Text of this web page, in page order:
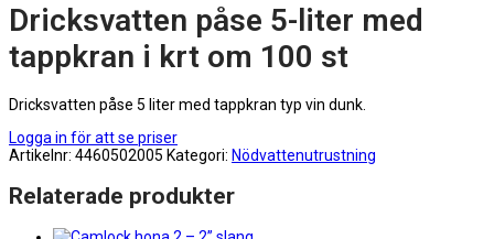
Dricksvatten påse 5-liter med
tappkran i krt om 100 st
Dricksvatten påse 5 liter med tappkran typ vin dunk.
Logga in för att se priser
Artikelnr: 4460502005 Kategori: Nödvattenutrustning
Relaterade produkter